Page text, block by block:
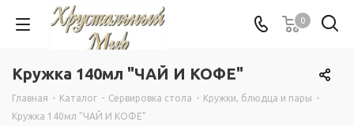
0
Кружка 140мл "ЧАЙ И КОФЕ"
Главная - Каталог - Сервировка стола - Кружки, блюдца и пары -
Кружка 140мл "ЧАЙ И КОФЕ"